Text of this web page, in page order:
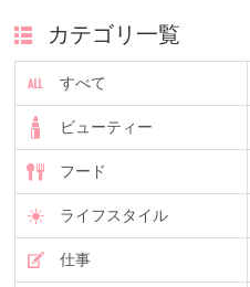
カテゴリ一覧
すべて
ビューティー
フード
ライフスタイル
仕事